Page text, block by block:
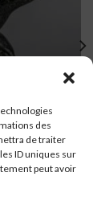
des
de traiter
ID uniques sur
peut avoir